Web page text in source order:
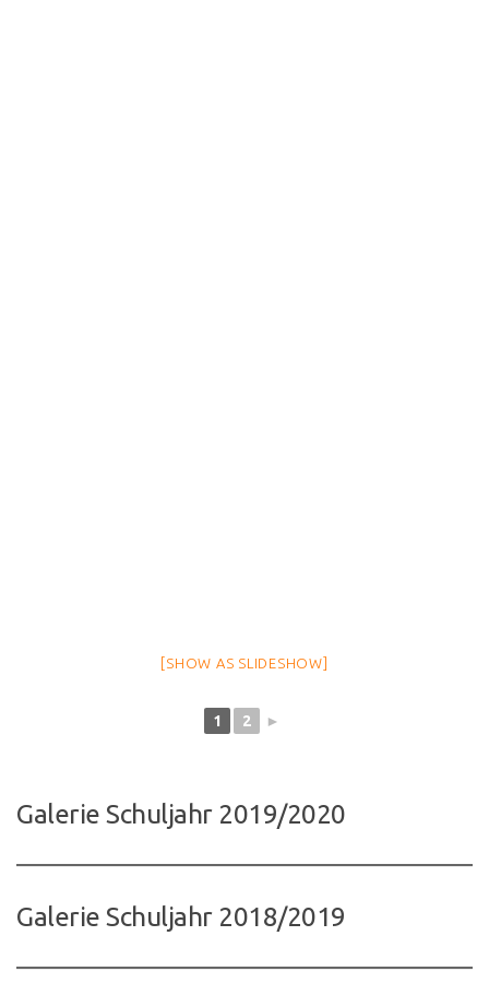
[SHOW AS SLIDESHOW]
1 2 ►
Galerie Schuljahr 2019/2020
Galerie Schuljahr 2018/2019